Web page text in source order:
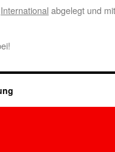
International abgelegt und